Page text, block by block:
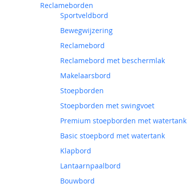
Reclameborden
Sportveldbord
Bewegwijzering
Reclamebord
Reclamebord met beschermlak
Makelaarsbord
Stoepborden
Stoepborden met swingvoet
Premium stoepborden met watertank
Basic stoepbord met watertank
Klapbord
Lantaarnpaalbord
Bouwbord